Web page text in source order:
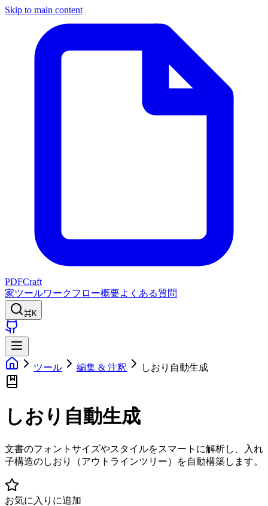
Skip to main content
PDFCraft
家ツールワークフロー概要よくある質問
⌘K
ツール 編集 & 注釈 しおり自動生成
しおり自動生成
文書のフォントサイズやスタイルをスマートに解析し、入れ
子構造のしおり（アウトラインツリー）を自動構築します。
お気に入りに追加